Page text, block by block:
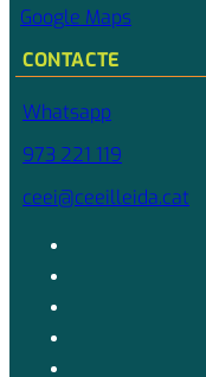
Google Maps
CONTACTE
Whatsapp
973 221 119
ceei@ceeilleida.cat